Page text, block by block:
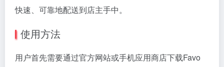
快速、可靠地配送到店主手中。
使用方法
用户首先需要通过官方网站或手机应用商店下载Favo